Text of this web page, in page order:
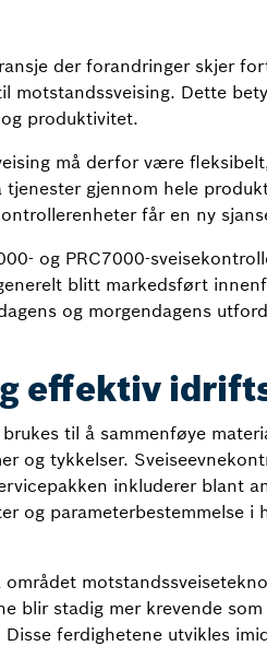
der forandringer skjer
motstandssveising. Dette
produktivitet.
må derfor være
gjennom hele
får en ny
og PRC7000-
blitt markedsført
og morgendagens
effektiv
til å sammenføye
og tykkelser.
inkluderer blant
og parameterbestemmelse
blir stadig mer krevende
ferdighetene utvikles